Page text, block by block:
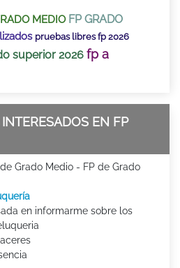
MEDIO FP GRADO
pruebas libres fp 2026
superior 2026 fp a
EN FP
Grado Medio - FP de Grado
en informarme sobre los